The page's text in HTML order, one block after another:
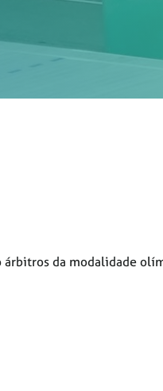
da modalidade